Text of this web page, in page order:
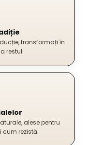
transformați în
restul.
alese pentru
cum rezistă.